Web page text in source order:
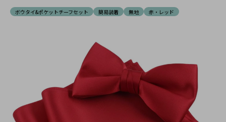
ボウタイ&ポケットチーフセット 簡易装着 無地 赤・レッド